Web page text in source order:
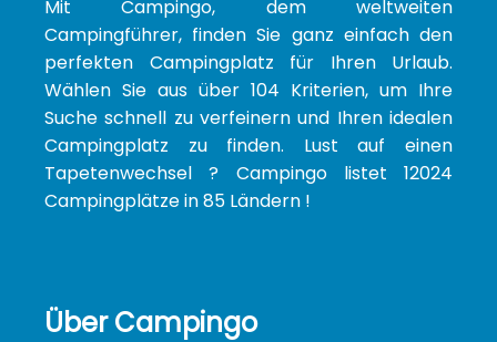
Mit Campingo, dem weltweiten
Campingführer, finden Sie ganz einfach den
perfekten Campingplatz für Ihren Urlaub.
Wählen Sie aus über 104 Kriterien, um Ihre
Suche schnell zu verfeinern und Ihren idealen
Campingplatz zu finden. Lust auf einen
Tapetenwechsel ? Campingo listet 12024
Campingplätze in 85 Ländern !
Über Campingo